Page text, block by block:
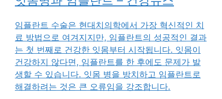
임플란트 수술은 현대치의학에서 가장 혁신적인 치
료 방법으로 여겨지지만, 임플란트의 성공적인 결과
는 첫 번째로 건강한 잇몸부터 시작됩니다. 잇몸이
건강하지 않다면, 임플란트를 한 후에도 문제가 발
생할 수 있습니다. 잇몸 병을 방치하고 임플란트로
해결하려는 것은 큰 오류임을 강조합니다.